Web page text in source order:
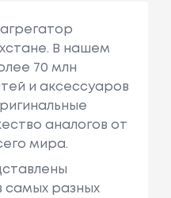
В нашем
70 млн
и аксессуаров
аналогов от
мира.
самых разных